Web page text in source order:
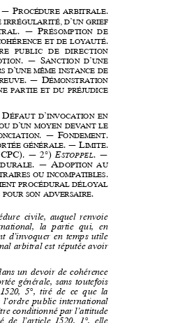
    
   

    

    
   
    

     

    

     

      
      

     
      
   

    
    
    
    









 
2025,  Société
ArbitrAle.
Arité, d’
grief
Préso   MP tion
de
et de loy  Auté
.
— déMonstrAtion
d
d’invoc Ation
en
Moyen dev  Ant
le
.  — fondeMent.
Ale
. —   l
iMite.
2°) eStoppel
.  —
.  —  Adoption
ou incoMpAtibles .
AdversAire.
auquel renvoie
est réputée avoir
de cohérence
sans toutefois
tiré  de  ce  que  la
international
par l’attitude
nul ne peut se
procédurale
des positions
induisent en erreur
d émonstration   du
qui en résulte pour